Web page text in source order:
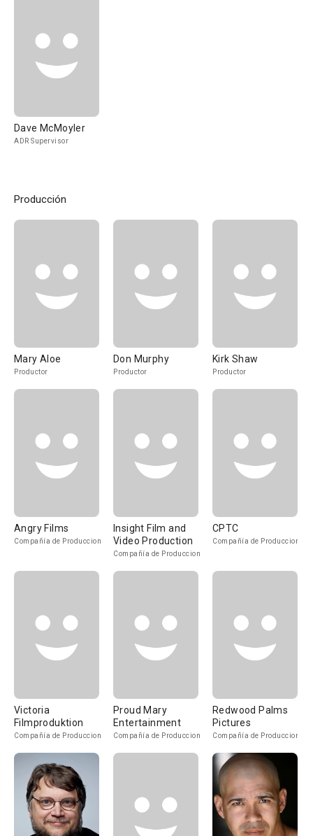
Dave McMoyler
ADR Supervisor
Producción
Mary Aloe
Productor
Don Murphy
Productor
Kirk Shaw
Productor
Angry Films
Compañía de Produccion
Insight Film and
Video Production
Compañía de Produccion
CPTC
Compañía de Produccion
Victoria
Filmproduktion
Compañía de Produccion
Proud Mary
Entertainment
Compañía de Produccion
Redwood Palms
Pictures
Compañía de Produccion